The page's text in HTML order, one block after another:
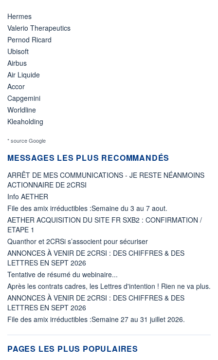
Hermes
Valerio Therapeutics
Pernod Ricard
Ubisoft
Airbus
Air Liquide
Accor
Capgemini
Worldline
Kleaholding
* source Google
MESSAGES LES PLUS RECOMMANDÉS
ARRÊT DE MES COMMUNICATIONS - JE RESTE NÉANMOINS
ACTIONNAIRE DE 2CRSI
Info AETHER
File des amix irréductibles :Semaine du 3 au 7 aout.
AETHER ACQUISITION DU SITE FR SXB2 : CONFIRMATION /
ETAPE 1
Quanthor et 2CRSi s’associent pour sécuriser
ANNONCES À VENIR DE 2CRSI : DES CHIFFRES & DES
LETTRES EN SEPT 2026
Tentative de résumé du webinaire...
Après les contrats cadres, les Lettres d'intention ! Rien ne va plus.
ANNONCES À VENIR DE 2CRSI : DES CHIFFRES & DES
LETTRES EN SEPT 2026
File des amix irréductibles :Semaine 27 au 31 juillet 2026.
PAGES LES PLUS POPULAIRES